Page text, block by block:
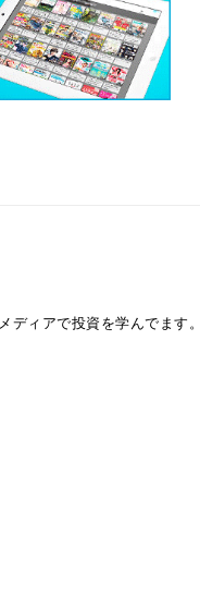
ィアで投資を学んでます。